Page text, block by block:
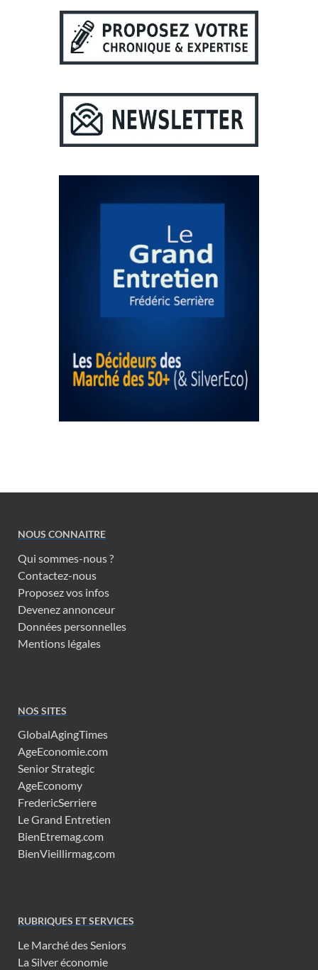
NOUS CONNAITRE
Qui sommes-nous ?
Contactez-nous
Proposez vos infos
Devenez annonceur
Données personnelles
Mentions légales
NOS SITES
GlobalAgingTimes
AgeEconomie.com
Senior Strategic
AgeEconomy
FredericSerriere
Le Grand Entretien
BienEtremag.com
BienVieillirmag.com
RUBRIQUES ET SERVICES
Le Marché des Seniors
La Silver économie